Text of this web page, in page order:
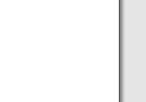
two or three months